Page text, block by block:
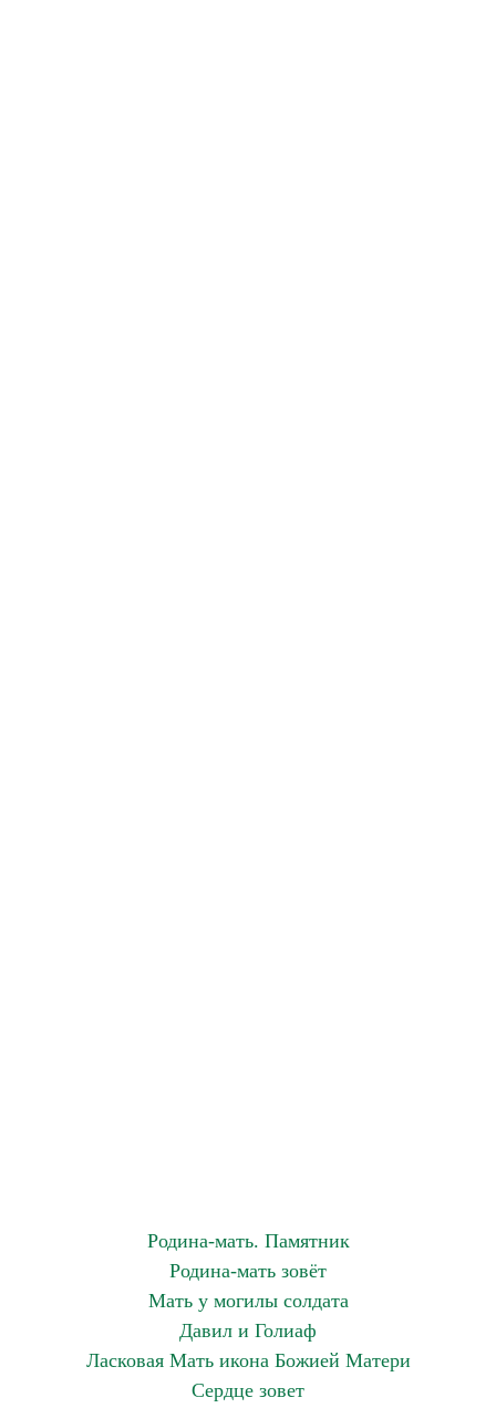
Родина-мать. Памятник
Родина-мать зовёт
Мать у могилы солдата
Давил и Голиаф
Ласковая Мать икона Божией Матери
Сердце зовет